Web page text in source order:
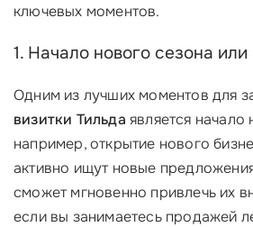
ключевых моментов.
1. Начало нового сезона
Одним из лучших моментов для
визитки Тильда является начало
например, открытие нового
активно ищут новые
сможет мгновенно привлечь их
если вы занимаетесь продажей